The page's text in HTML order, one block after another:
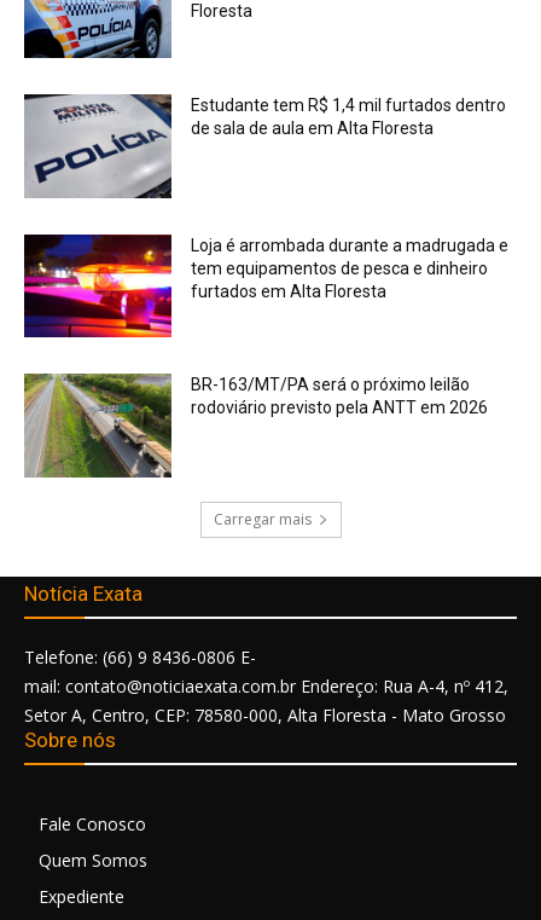
Floresta
Estudante tem R$ 1,4 mil furtados dentro
de sala de aula em Alta Floresta
Loja é arrombada durante a madrugada e
tem equipamentos de pesca e dinheiro
furtados em Alta Floresta
BR-163/MT/PA será o próximo leilão
rodoviário previsto pela ANTT em 2026
Carregar mais
Notícia Exata
Telefone: (66) 9 8436-0806 E-
mail: contato@noticiaexata.com.br Endereço: Rua A-4, nº 412,
Setor A, Centro, CEP: 78580-000, Alta Floresta - Mato Grosso
Sobre nós
Fale Conosco
Quem Somos
Expediente